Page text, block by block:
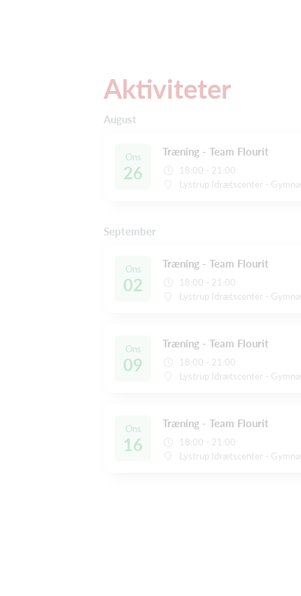
Aktiviteter
August
Ons
26
Træning - Team Flourit
18:00 - 21:00
Lystrup Idrætscenter -
September
Ons
02
Træning - Team Flourit
18:00 - 21:00
Lystrup Idrætscenter -
Ons
09
Træning - Team Flourit
18:00 - 21:00
Lystrup Idrætscenter -
Ons
16
Træning - Team Flourit
18:00 - 21:00
Lystrup Idrætscenter -